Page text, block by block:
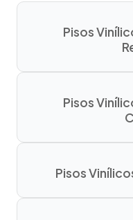
Pisos
Pisos
Pisos